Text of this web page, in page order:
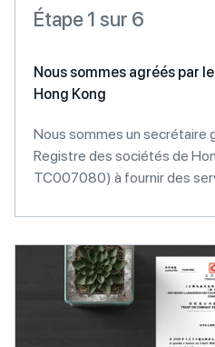
Étape 1 sur 6
Nous sommes agréés par
Hong Kong
Nous sommes un secrétaire
Registre des sociétés de
TC007080) à fournir des